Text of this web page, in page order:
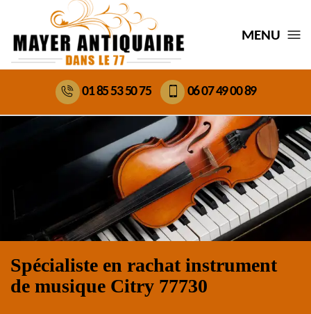
MENU
01 85 53 50 75 06 07 49 00 89
Spécialiste en rachat instrument
de musique Citry 77730